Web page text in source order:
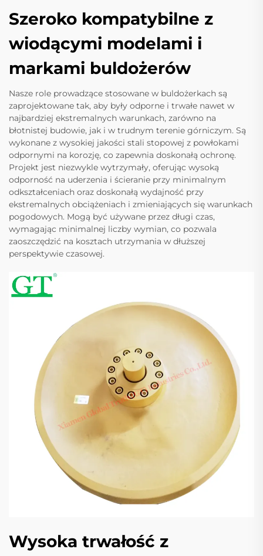
Szeroko kompatybilne z
wiodącymi modelami i
markami buldożerów
Nasze role prowadzące stosowane w buldożerkach są
zaprojektowane tak, aby były odporne i trwałe nawet w
najbardziej ekstremalnych warunkach, zarówno na
błotnistej budowie, jak i w trudnym terenie górniczym. Są
wykonane z wysokiej jakości stali stopowej z powłokami
odpornymi na korozję, co zapewnia doskonałą ochronę.
Projekt jest niezwykle wytrzymały, oferując wysoką
odporność na uderzenia i ścieranie przy minimalnym
odkształceniach oraz doskonałą wydajność przy
ekstremalnych obciążeniach i zmieniających się warunkach
pogodowych. Mogą być używane przez długi czas,
wymagając minimalnej liczby wymian, co pozwala
zaoszczędzić na kosztach utrzymania w dłuższej
perspektywie czasowej.
Wysoka trwałość z